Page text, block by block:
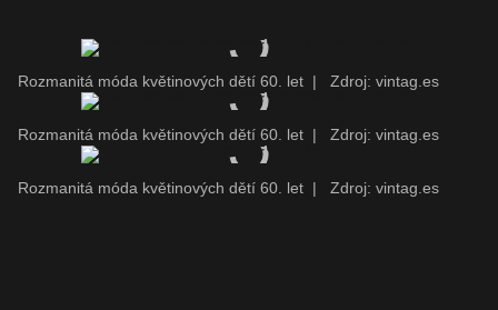
Rozmanitá móda květinových dětí 60. let | Zdroj: vintag.es
Rozmanitá móda květinových dětí 60. let | Zdroj: vintag.es
Rozmanitá móda květinových dětí 60. let | Zdroj: vintag.es